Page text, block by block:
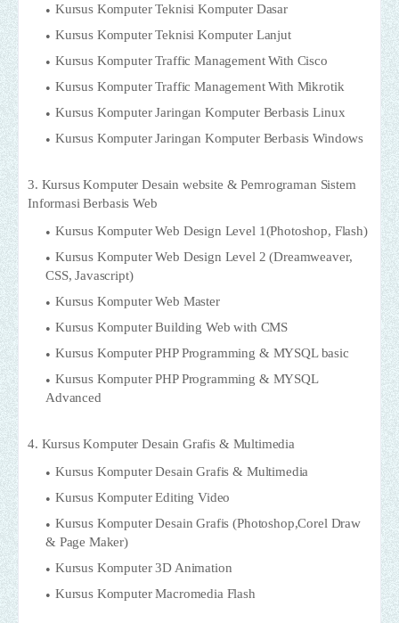
Kursus Komputer Teknisi Komputer Dasar
Kursus Komputer Teknisi Komputer Lanjut
Kursus Komputer Traffic Management With Cisco
Kursus Komputer Traffic Management With Mikrotik
Kursus Komputer Jaringan Komputer Berbasis Linux
Kursus Komputer Jaringan Komputer Berbasis Windows
3. Kursus Komputer Desain website & Pemrograman Sistem
Informasi Berbasis Web
Kursus Komputer Web Design Level 1(Photoshop, Flash)
Kursus Komputer Web Design Level 2 (Dreamweaver,
CSS, Javascript)
Kursus Komputer Web Master
Kursus Komputer Building Web with CMS
Kursus Komputer PHP Programming & MYSQL basic
Kursus Komputer PHP Programming & MYSQL
Advanced
4. Kursus Komputer Desain Grafis & Multimedia
Kursus Komputer Desain Grafis & Multimedia
Kursus Komputer Editing Video
Kursus Komputer Desain Grafis (Photoshop,Corel Draw
& Page Maker)
Kursus Komputer 3D Animation
Kursus Komputer Macromedia Flash